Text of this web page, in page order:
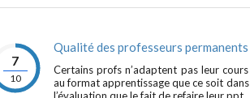
7
10
Qualité des professeurs permanents
Certains profs n’adaptent pas leur cours
au format apprentissage que ce soit dans